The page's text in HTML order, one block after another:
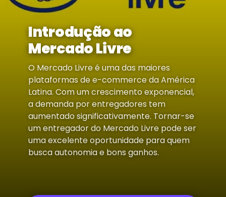
Introdução ao
Mercado Livre
O Mercado Livre é uma das maiores
plataformas de e-commerce da América
Latina. Com um crescimento exponencial,
a demanda por entregadores tem
aumentado significativamente. Tornar-se
um entregador do Mercado Livre pode ser
uma excelente oportunidade para quem
busca autonomia e bons ganhos.